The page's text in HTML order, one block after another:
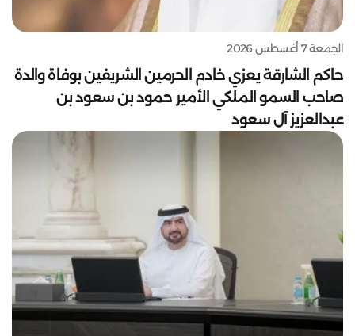
الجمعة 7 أغسطس 2026
حاكم الشارقة يعزي خادم الحرمين الشريفين بوفاة والدة
صاحب السمو الملكي الأمير حمود بن سعود بن
عبدالعزيز آل سعود